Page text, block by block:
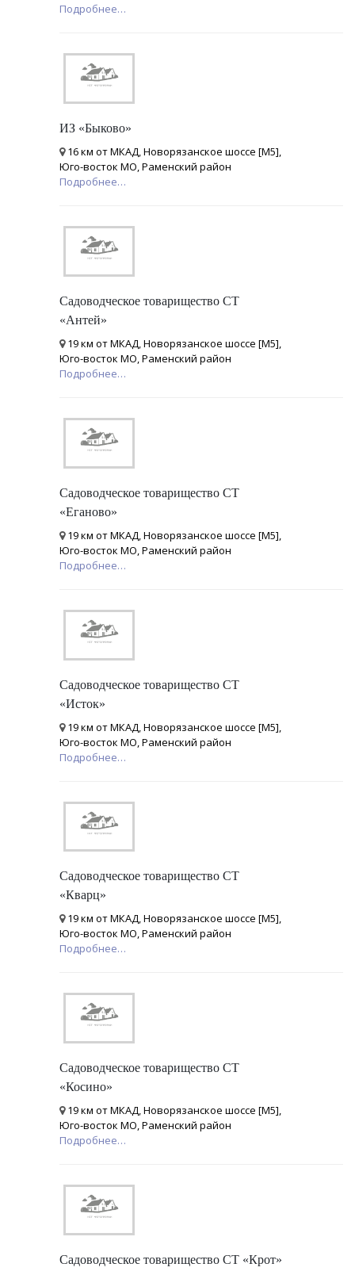
Подробнее…
ИЗ «Быково»
16 км от МКАД, Новорязанское шоссе [М5],
Юго-восток МО, Раменский район
Подробнее…
Садоводческое товарищество СТ
«Антей»
19 км от МКАД, Новорязанское шоссе [М5],
Юго-восток МО, Раменский район
Подробнее…
Садоводческое товарищество СТ
«Еганово»
19 км от МКАД, Новорязанское шоссе [М5],
Юго-восток МО, Раменский район
Подробнее…
Садоводческое товарищество СТ
«Исток»
19 км от МКАД, Новорязанское шоссе [М5],
Юго-восток МО, Раменский район
Подробнее…
Садоводческое товарищество СТ
«Кварц»
19 км от МКАД, Новорязанское шоссе [М5],
Юго-восток МО, Раменский район
Подробнее…
Садоводческое товарищество СТ
«Косино»
19 км от МКАД, Новорязанское шоссе [М5],
Юго-восток МО, Раменский район
Подробнее…
Садоводческое товарищество СТ «Крот»